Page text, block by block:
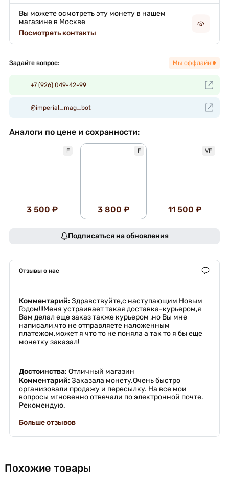
Вы можете осмотреть эту монету в нашем
магазине в Москве
Посмотреть контакты
Задайте вопрос: Мы оффлайн!
+7 (926) 049-42-99
@imperial_mag_bot
Аналоги по цене и сохранности:
F
3 500 ₽
F
3 800 ₽
VF
11 500 ₽
Подписаться на обновления
Отзывы о нас
Комментарий: Здравствуйте,с наступающим Новым
Годом!!!Меня устраивает такая доставка-курьером,я
Вам делал еще заказ также курьером ,но Вы мне
написали,что не отправляете наложенным
платежом,может я что то не поняла а так то я бы еще
монетку заказал!
Достоинства: Отличный магазин
Комментарий: Заказала монету.Очень быстро
организовали продажу и пересылку. На все мои
вопросы мгновенно отвечали по электронной почте.
Рекомендую.
Больше отзывов
Похожие товары